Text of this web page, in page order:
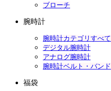
ブローチ
腕時計
腕時計カテゴリすべて
デジタル腕時計
アナログ腕時計
腕時計ベルト・バンド
福袋